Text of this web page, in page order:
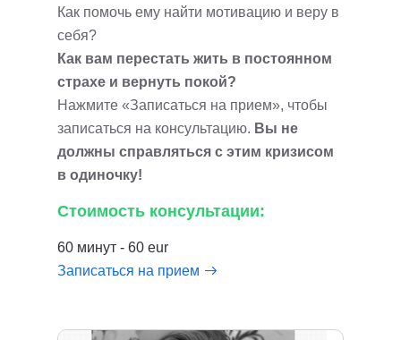
Как помочь ему найти мотивацию и веру в
себя?
Как вам перестать жить в постоянном
страхе и вернуть покой?
Нажмите «Записаться на прием», чтобы
записаться на консультацию. Вы не
должны справляться с этим кризисом
в одиночку!
Стоимость консультации:
60 минут - 60 eur
Записаться на прием